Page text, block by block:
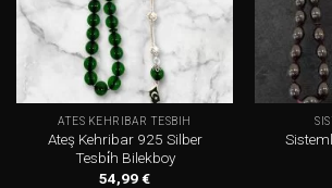
ATES KEHRIBAR TESBIH
Ateş Kehribar 925 Silber
Tesbi̇h Bilekboy
54,99€